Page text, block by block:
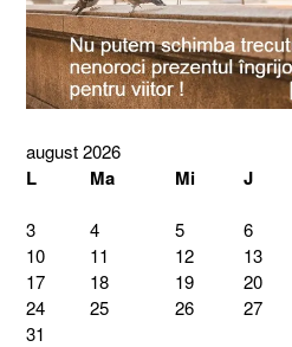
august 2026
L Ma Mi J
3
4 5 6
10
11 12 13
17
18 19 20
24
25 26 27
31